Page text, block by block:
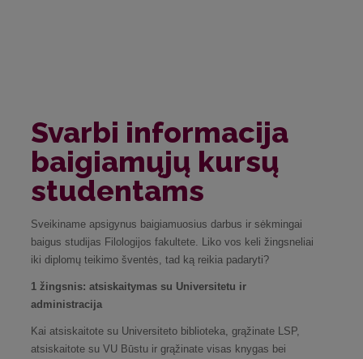
Svarbi informacija
baigiamųjų kursų
studentams
Sveikiname apsigynus baigiamuosius darbus ir sėkmingai
baigus studijas Filologijos fakultete. Liko vos keli žingsneliai
iki diplomų teikimo šventės, tad ką reikia padaryti?
1 žingsnis: atsiskaitymas su Universitetu ir
administracija
Kai atsiskaitote su Universiteto biblioteka, grąžinate LSP,
atsiskaitote su VU Būstu ir grąžinate visas knygas bei